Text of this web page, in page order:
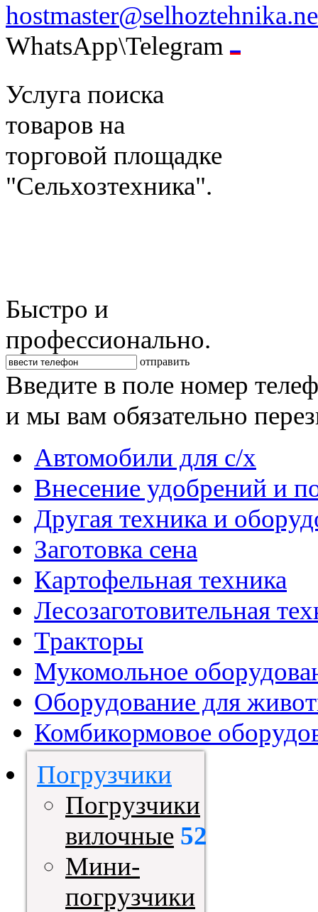
WhatsApp\Telegram
Услуга поиска
товаров на
торговой площадке
"Сельхозтехника".
Быстро и
профессионально.
отправить
Введите в поле номер
и мы вам обязательно
Автомобили для с/х
Внесение удобрений и
Другая техника и
Заготовка сена
Картофельная техника
Лесозаготовительная
Тракторы
Мукомольное
Оборудование для
Комбикормовое
Погрузчики
Погрузчики
вилочные 52
Мини-
погрузчики